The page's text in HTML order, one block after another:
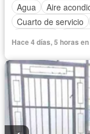
Agua
Aire
Cuarto de servicio
Hace 4 días, 5 horas